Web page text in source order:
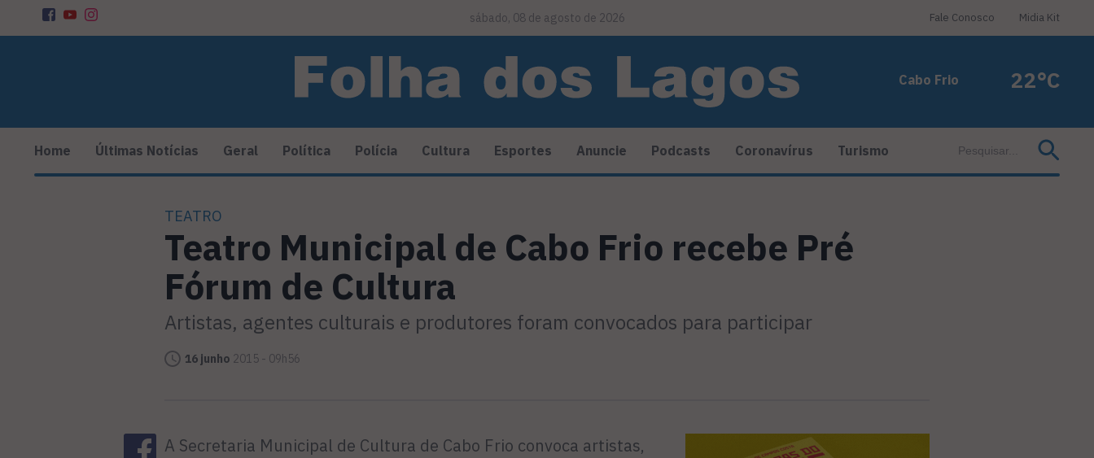
sábado, 08 de agosto de 2026 Fale Conosco Midia Kit
Cabo Frio 22°C
Home Últimas Notícias Geral Política Polícia Cultura Esportes Anuncie Podcasts Coronavírus Turismo
TEATRO
Teatro Municipal de Cabo Frio recebe Pré
Fórum de Cultura
Artistas, agentes culturais e produtores foram convocados para participar
16 junho 2015 - 09h56
A Secretaria Municipal de Cultura de Cabo Frio convoca artistas,